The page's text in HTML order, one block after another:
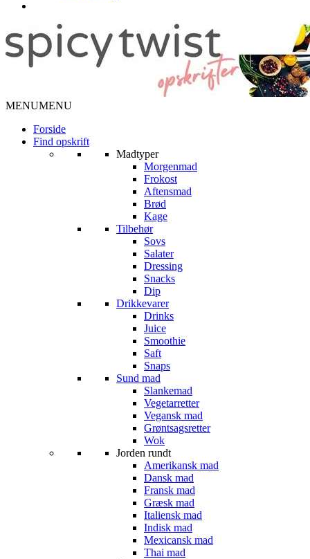
MENUMENU
Forside
Find opskrift
Madtyper
Morgenmad
Frokost
Aftensmad
Brød
Kage
Tilbehør
Sovs
Salater
Dressing
Snacks
Dip
Drikkevarer
Drinks
Juice
Smoothie
Saft
Snaps
Sund mad
Slankemad
Vegetarretter
Vegansk mad
Grøntsagsretter
Wok
Jorden rundt
Amerikansk mad
Dansk mad
Fransk mad
Græsk mad
Italiensk mad
Indisk mad
Mexicansk mad
Thai mad